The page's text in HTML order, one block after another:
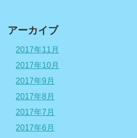
アーカイブ
2017年11月
2017年10月
2017年9月
2017年8月
2017年7月
2017年6月